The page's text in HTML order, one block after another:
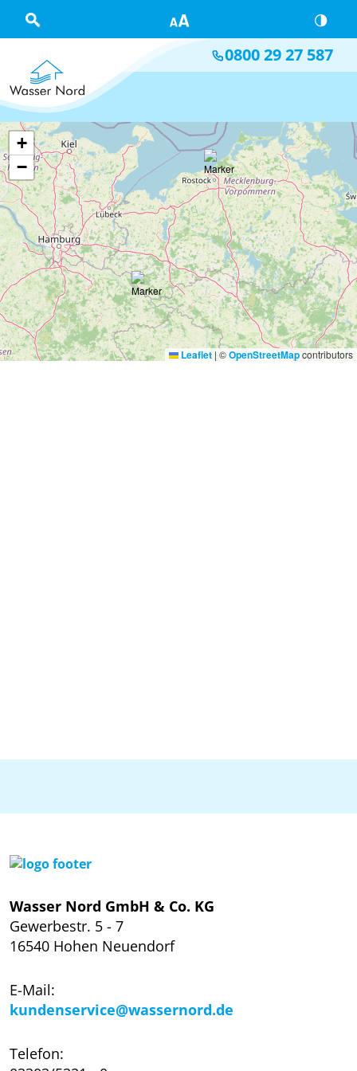
0800 29 27 587
+
−
Leaflet | ©OpenStreetMapcontributors
Wasser Nord GmbH & Co. KG
Gewerbestr. 5 - 7
16540 Hohen Neuendorf
E-Mail:
kundenservice@wassernord.de
Telefon: